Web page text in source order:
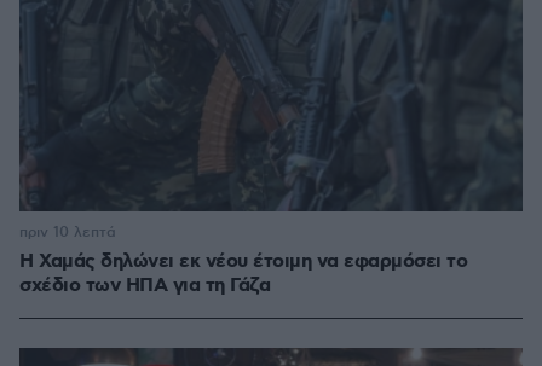
Η Χαμάς δηλώνει εκ νέου έτοιμη να εφαρμόσει το
σχέδιο των ΗΠΑ για τη Γάζα
πριν 10 λεπτά